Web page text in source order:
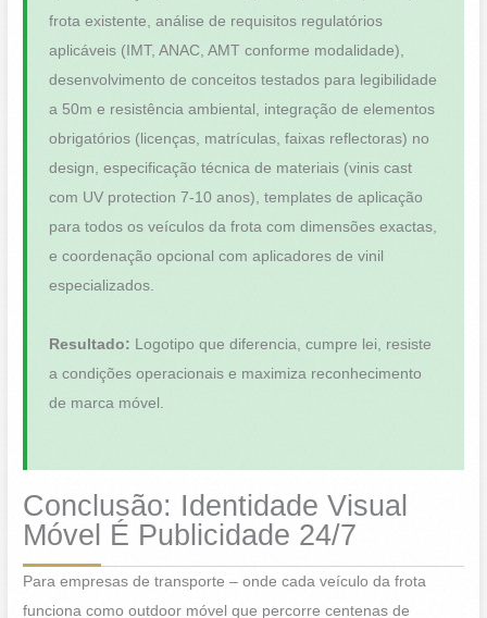
frota existente, análise de requisitos regulatórios
aplicáveis (IMT, ANAC, AMT conforme modalidade),
desenvolvimento de conceitos testados para legibilidade
a 50m e resistência ambiental, integração de elementos
obrigatórios (licenças, matrículas, faixas reflectoras) no
design, especificação técnica de materiais (vinis cast
com UV protection 7-10 anos), templates de aplicação
para todos os veículos da frota com dimensões exactas,
e coordenação opcional com aplicadores de vinil
especializados.
Resultado: Logotipo que diferencia, cumpre lei, resiste
a condições operacionais e maximiza reconhecimento
de marca móvel.
Conclusão: Identidade Visual
Móvel É Publicidade 24/7
Para empresas de transporte – onde cada veículo da frota
funciona como outdoor móvel que percorre centenas de